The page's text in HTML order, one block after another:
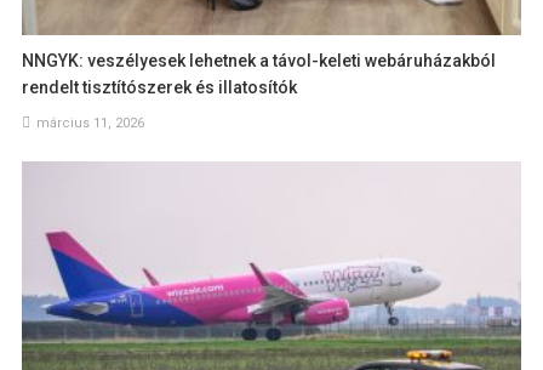
NNGYK: veszélyesek lehetnek a távol-keleti webáruházakból
rendelt tisztítószerek és illatosítók
március 11, 2026